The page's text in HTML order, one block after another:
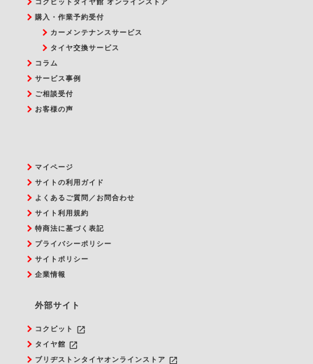
コクピットタイヤ館 オンラインストア
購入・作業予約受付
カーメンテナンスサービス
タイヤ交換サービス
コラム
サービス事例
ご相談受付
お客様の声
マイページ
サイトの利用ガイド
よくあるご質問／お問合わせ
サイト利用規約
特商法に基づく表記
プライバシーポリシー
サイトポリシー
企業情報
外部サイト
コクピット launch
タイヤ館 launch
ブリヂストンタイヤオンラインストア launch